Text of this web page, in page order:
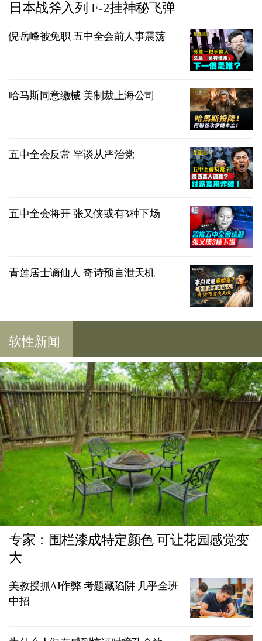
日本战斧入列 F-2挂神秘飞弹
倪岳峰被免职 五中全会前人事震荡
哈马斯同意缴械 美制裁上海公司
五中全会反常 罕谈从严治党
五中全会将开 张又侠或有3种下场
青莲居士谪仙人 奇诗预言泄天机
软性新闻
专家：围栏漆成特定颜色 可让花园感觉变
大
美教授抓AI作弊 考题藏陷阱 几乎全班
中招